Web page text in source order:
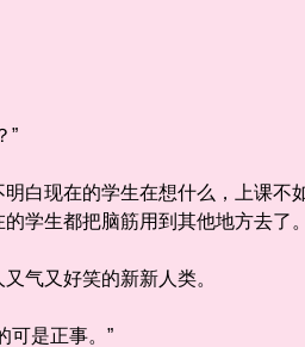
”
现在的学生在想什么，上课不
学生都把脑筋用到其他地方去了。
气又好笑的新新人类。
是正事。”